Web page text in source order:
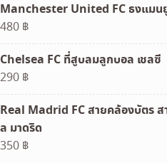
Manchester United FC ธงแมน
480 ฿
Chelsea FC ที่สูบลมลูกบอล เชลซี
290 ฿
Real Madrid FC สายคล้องบัตร
ล มาดริด
350 ฿